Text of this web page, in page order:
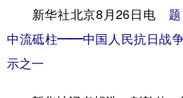
科技 科创
书画
新华社北京8月26日电
中流砥柱——中国人民抗日战
示之一